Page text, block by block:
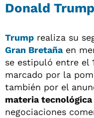
Donald Trump
Trump realiza su
Gran Bretañaen
se estipuló entre el
marcado por la
también por el
materia
negociaciones